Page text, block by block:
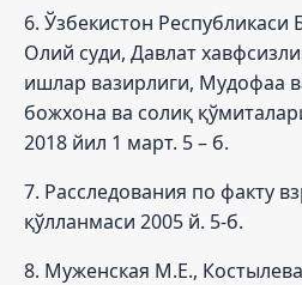
6. Ўзбекистон Республикаси
Олий суди, Давлат
ишлар вазирлиги, Мудофаа
божхона ва солиқ
2018 йил 1 март. 5 – б.
7. Расследования по факту
қўлланмаси 2005 й. 5-б.
8. Муженская М.Е.,